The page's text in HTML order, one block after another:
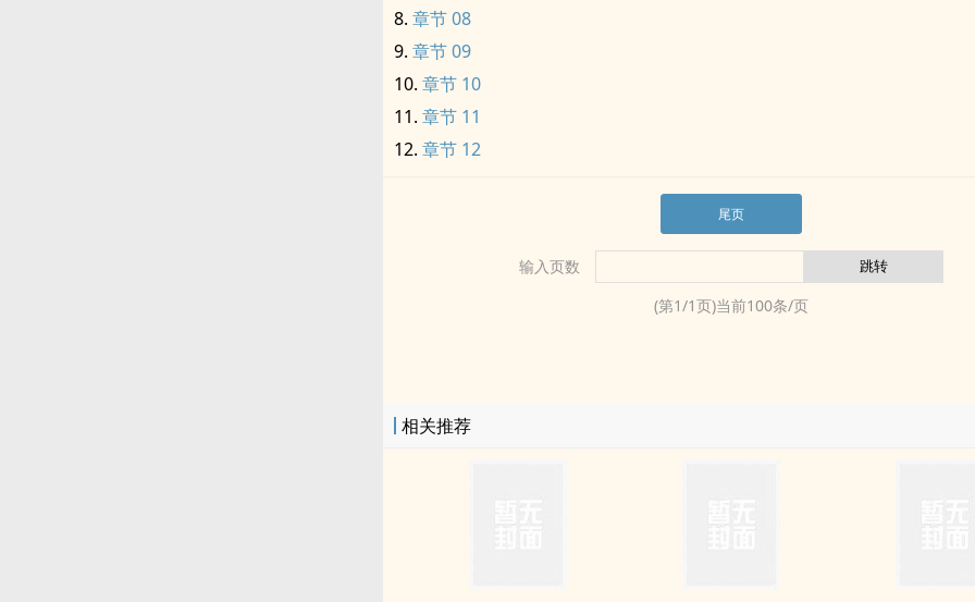
章节 08
章节 09
章节 10
章节 11
章节 12
尾页
输入页数
(第1/1页)当前100条/页
相关推荐